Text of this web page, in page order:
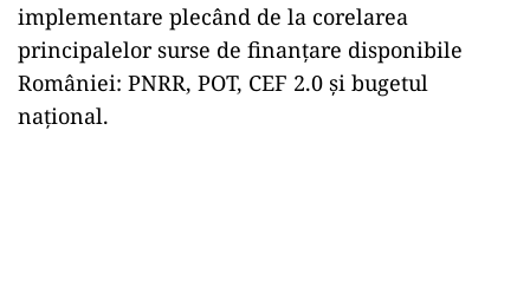
implementare plecând de la corelarea
principalelor surse de finanţare disponibile
României: PNRR, POT, CEF 2.0 şi bugetul
naţional.